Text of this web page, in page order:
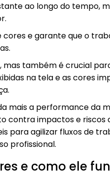
ao longo do tempo,
e garante que o
também é crucial
na tela e as cores
mais a performance da
contra impactos e riscos
para agilizar fluxos de
profissional.
e como ele